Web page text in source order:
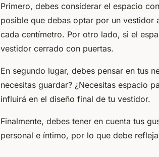
Primero, debes considerar el espacio
posible que debas optar por un vestidor
cada centímetro. Por otro lado, si el
vestidor cerrado con puertas.
En segundo lugar, debes pensar en tus
necesitas guardar? ¿Necesitas espacio
influirá en el diseño final de tu vestidor.
Finalmente, debes tener en cuenta tus
personal e íntimo, por lo que debe